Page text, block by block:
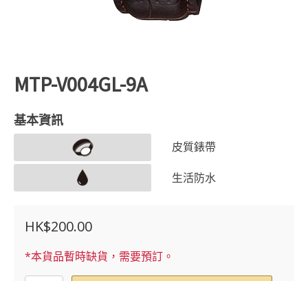
MTP-V004GL-9A
基本資訊
皮質錶帶
生活防水
HK$200.00
*本貨品暫時缺貨，需要預訂。